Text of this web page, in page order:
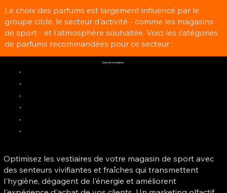
Le choix des parfums est largement influencé par le
groupe cible, le secteur d'activité - comme les magasins
de sport - et l'atmosphère souhaitée. Voici les catégories
de parfums recommandées pour ce secteur :
Zone de vestiaires
Optimisez les vestiaires de votre magasin de sport avec
des senteurs vivifiantes et fraîches qui transmettent
l'hygiène, dégagent de l'énergie et améliorent